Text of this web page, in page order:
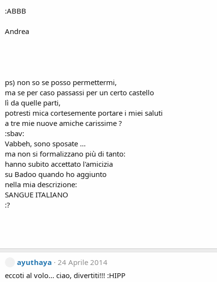
:ABBB
Andrea
ps) non so se posso permettermi,
ma se per caso passassi per un certo castello
lì da quelle parti,
potresti mica cortesemente portare i miei saluti
a tre mie nuove amiche carissime ?
:sbav:
Vabbeh, sono sposate ...
ma non si formalizzano più di tanto:
hanno subito accettato l'amicizia
su Badoo quando ho aggiunto
nella mia descrizione:
SANGUE ITALIANO
:?
ayuthaya
24 Aprile 2014
eccoti al volo... ciao, divertiti!!! :HIPP